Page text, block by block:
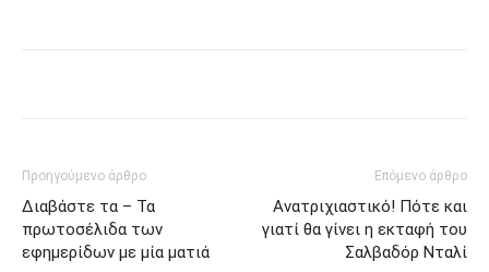
Προηγούμενο άρθρο
Διαβάστε τα – Τα
πρωτοσέλιδα των
εφημερίδων με μία ματιά
Επόμενο άρθρο
Ανατριχιαστικό! Πότε και
γιατί θα γίνει η εκταφή του
Σαλβαδόρ Νταλί